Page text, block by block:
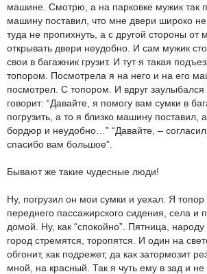
машине. Смотрю, а на парковке мужик так
машину поставил, что мне двери широко не
туда не пропихнуть, а с другой стороны
открывать двери неудобно. И сам мужик
свои в багажник грузит. И тут я такая
топором. Посмотрела я на него и на его
посмотрел. С топором. И вдруг
говорит: “Давайте, я помогу вам сумки в
погрузить, а то я близко машину поставил,
бордюр и неудобно…” “Давайте, –
спасибо вам большое”.
Бывают же такие чудесные люди!
Ну, погрузил он мои сумки и уехал. Я
переднего пассажирского сидения, села и
домой. Ну, как “спокойно”. Пятница,
город стремятся, торопятся. И один на
обгонит, как подрежет, да как затормозит
мной, на красный. Так я чуть ему в зад и